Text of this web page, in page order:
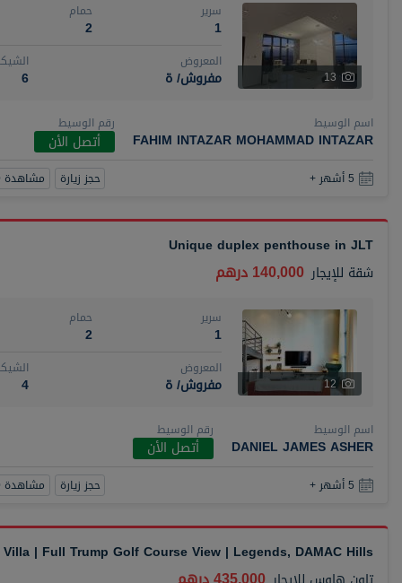
13
سرير
1
حمام
2
المعروض
مفروش/ ة 6
اسم الوسيط
FAHIM INTAZAR MOHAMMAD INTAZAR
رقم الوسيط
أتصل الأن
5 أشهر + حجز زيارة مشاهدة 360
Unique duplex penthouse in JLT
شقة للإيجار 140,000 درهم
12
سرير
1
حمام
2
المعروض
مفروش/ ة 4
اسم الوسيط
DANIEL JAMES ASHER
رقم الوسيط
أتصل الأن
5 أشهر + حجز زيارة مشاهدة 360
| Full Trump Golf Course View | Legends, DAMAC Hills